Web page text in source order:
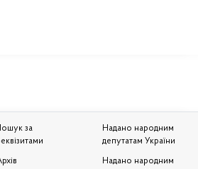
Пошук за
Надано народним
депутатам України
Надано народним